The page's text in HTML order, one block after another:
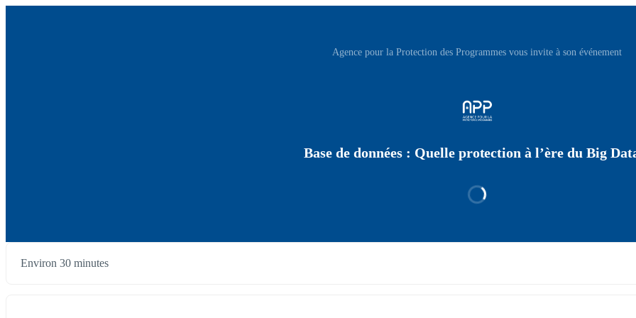
Agence pour la Protection des Programmes vous invite à son événement
Base de données : Quelle protection à l’ère du Big
Environ 30 minutes